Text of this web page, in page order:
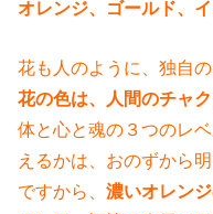
オレンジ、ゴールド、
花も人のように、独自
花の色は、人間のチャ
体と心と魂の３つのレ
えるかは、おのずから明
ですから、濃いオレン